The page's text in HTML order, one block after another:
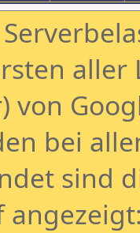
aller
von
bei
sind